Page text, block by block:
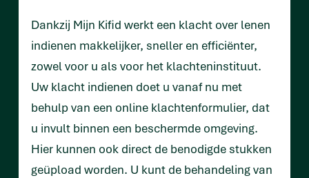
Dankzij Mijn Kifid werkt een klacht over lenen
indienen makkelijker, sneller en efficiënter,
zowel voor u als voor het klachteninstituut.
Uw klacht indienen doet u vanaf nu met
behulp van een online klachtenformulier, dat
u invult binnen een beschermde omgeving.
Hier kunnen ook direct de benodigde stukken
geüpload worden. U kunt de behandeling van